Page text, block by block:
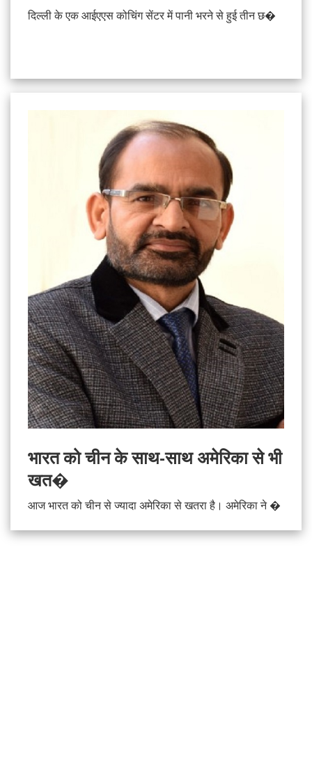
दिल्ली के एक आईएएस कोचिंग सेंटर में पानी भरने से हुई तीन छ�
भारत को चीन के साथ-साथ अमेरिका से भी
खत�
आज भारत को चीन से ज्‍यादा अमेरिका से खतरा है। अमेरिका ने �